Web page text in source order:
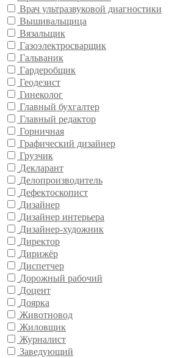
Врач ультразвуковой диагностики
Вышивальщица
Вязальщик
Газоэлектросварщик
Гальваник
Гардеробщик
Геодезист
Гинеколог
Главный бухгалтер
Главный редактор
Горничная
Графический дизайнер
Грузчик
Декларант
Делопроизводитель
Дефектоскопист
Дизайнер
Дизайнер интерьера
Дизайнер-художник
Директор
Дирижёр
Диспетчер
Дорожный рабочий
Доцент
Доярка
Животновод
Жиловщик
Журналист
Заведующий